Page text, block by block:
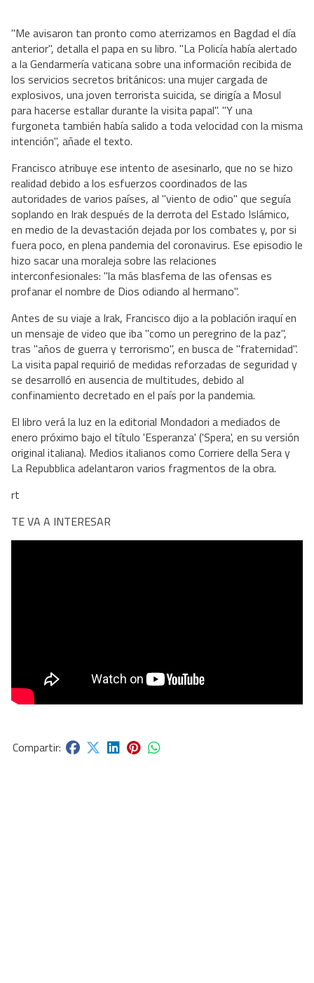
"Me avisaron tan pronto como aterrizamos en Bagdad el día
anterior", detalla el papa en su libro. "La Policía había alertado
a la Gendarmería vaticana sobre una información recibida de
los servicios secretos británicos: una mujer cargada de
explosivos, una joven terrorista suicida, se dirigía a Mosul
para hacerse estallar durante la visita papal". "Y una
furgoneta también había salido a toda velocidad con la misma
intención", añade el texto.
Francisco atribuye ese intento de asesinarlo, que no se hizo
realidad debido a los esfuerzos coordinados de las
autoridades de varios países, al "viento de odio" que seguía
soplando en Irak después de la derrota del Estado Islámico,
en medio de la devastación dejada por los combates y, por si
fuera poco, en plena pandemia del coronavirus. Ese episodio le
hizo sacar una moraleja sobre las relaciones
interconfesionales: "la más blasfema de las ofensas es
profanar el nombre de Dios odiando al hermano".
Antes de su viaje a Irak, Francisco dijo a la población iraquí en
un mensaje de video que iba "como un peregrino de la paz",
tras "años de guerra y terrorismo", en busca de "fraternidad".
La visita papal requirió de medidas reforzadas de seguridad y
se desarrolló en ausencia de multitudes, debido al
confinamiento decretado en el país por la pandemia.
El libro verá la luz en la editorial Mondadori a mediados de
enero próximo bajo el título 'Esperanza' ('Spera', en su versión
original italiana). Medios italianos como Corriere della Sera y
La Repubblica adelantaron varios fragmentos de la obra.
rt
TE VA A INTERESAR